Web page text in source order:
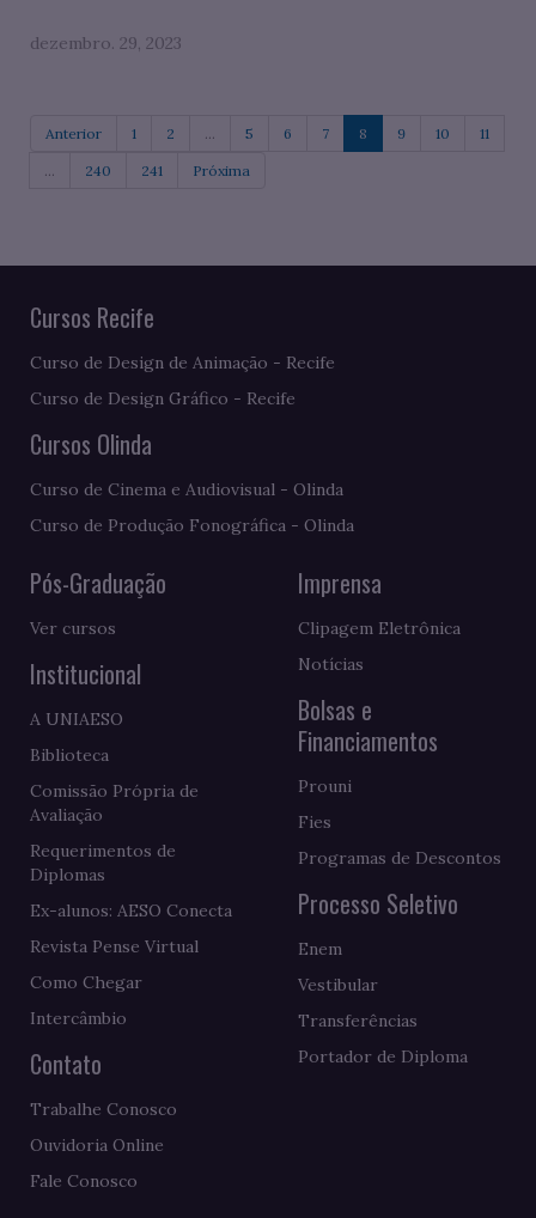
dezembro. 29, 2023
Anterior 1 2 ... 5 6 7 8 9 10 11
... 240 241 Próxima
Cursos Recife
Curso de Design de Animação - Recife
Curso de Design Gráfico - Recife
Cursos Olinda
Curso de Cinema e Audiovisual - Olinda
Curso de Produção Fonográfica - Olinda
Pós-Graduação
Ver cursos
Institucional
A UNIAESO
Biblioteca
Comissão Própria de
Avaliação
Requerimentos de
Diplomas
Ex-alunos: AESO Conecta
Revista Pense Virtual
Como Chegar
Intercâmbio
Contato
Trabalhe Conosco
Ouvidoria Online
Fale Conosco
Imprensa
Clipagem Eletrônica
Notícias
Bolsas e
Financiamentos
Prouni
Fies
Programas de Descontos
Processo Seletivo
Enem
Vestibular
Transferências
Portador de Diploma